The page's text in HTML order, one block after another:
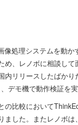
像処理システムを動か
め、レノボに相談して
内リリースしたばか
デモ機で動作検証を実
の比較において
ました。またレノボは